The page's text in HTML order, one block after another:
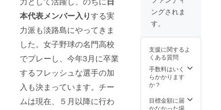
本代表メンバー入りする実
力派も淡路島にやってきま
した。女子野球の名門高校
でプレーし、今年3月に卒業
するフレッシュな選手の加
入も決まっています。チー
ムは現在、５月以降に行わ
変更に
なる場
合がご
際の商
品は異
なる場
合がご
ざいま
支援確
定後の
さい
する場
合は、
入れは
できま
せん ◎
お礼ポ
スト
カード
ファン
※お名前
の大き
応じる
場合が
ありま
す
※希望す
るお名
お書き
面＋左
右袖
番号入
れはで
きませ
ん ◎
チーム
横断幕
お名前
活動時
の練習
すが、
日
時や場
所の詳
細は担
当者を
させて
頂き別
試合用
レプリ
ム（選
の直筆
サイン
入り）
・サ
イズ：
（S/M/L
/O/XO/2
ングされま
す。
支援に関するよ
くある質問
手数料はいく
らかかります
か？
目標金額に届
かなかった場